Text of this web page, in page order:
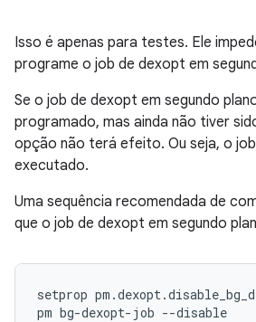
Isso é apenas para testes. Ele
programe o job de dexopt em
Se o job de dexopt em segundo
programado, mas ainda não tiver
opção não terá efeito. Ou seja, o
executado.
Uma sequência recomendada de
que o job de dexopt em segundo
setprop
pm bg-dexopt-job